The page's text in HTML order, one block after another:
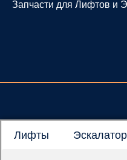
Перейти
Запчасти для Лифтов и
Лифты